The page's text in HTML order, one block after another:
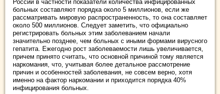
России в частности показатели количества инфицированных
больных составляют порядка около 5 миллионов, если же
рассматривать мировую распространенность, то она составляет
около 500 миллионов. Следует заметить, что официально
регистрировать больных этим заболеванием начали
значительно позднее, чем больных с иными формами вирусного
гепатита. Ежегодно рост заболеваемости лишь увеличивается,
причем принято считать, что основной причиной тому является
наркомания, что, учитывая более детальное рассмотрение
причин и особенностей заболевания, не совсем верно, хотя
именно на фактор наркомании и приходится порядка 40%
инфицирования больных.